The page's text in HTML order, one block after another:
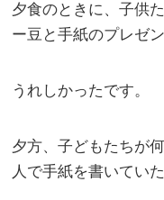
夕食のときに、子供
ー豆と手紙のプレゼ
うれしかったです。
夕方、子どもたちが
人で手紙を書いてい